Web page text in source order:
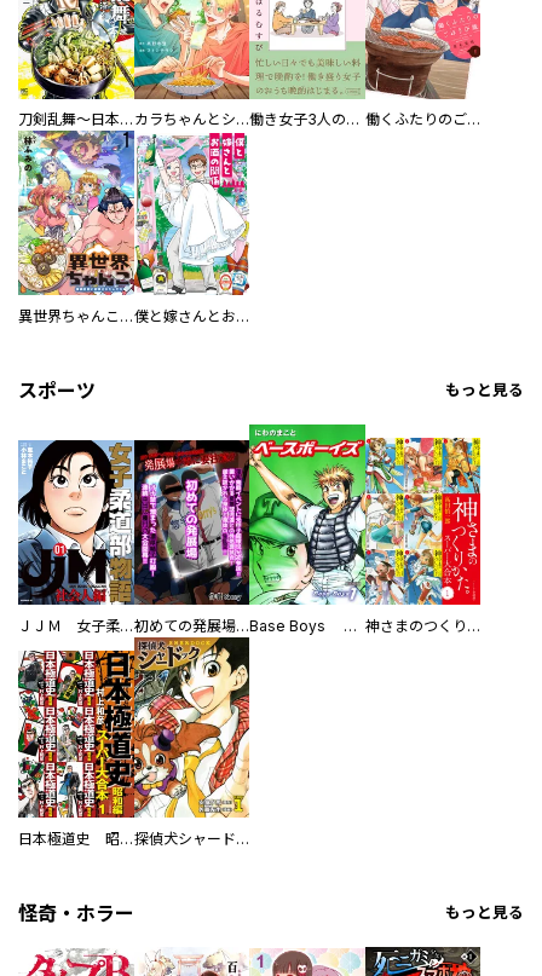
刀剣乱舞～日本号つれづれ酒～ カラちゃんとシトーさんと、 【分冊版】 働き女子3人のおうち晩酌 働くふたりのごほうび飯
異世界ちゃんこ～横綱目前に召喚されたんだが～ 【連載版】 僕と嫁さんとお酒の関係
スポーツ もっと見る
ＪＪＭ 女子柔道部物語 社会人編 初めての発展場 【白抜き修正版】 Base Boys 新装版 神さまのつくりかた。スーパー大合本
日本極道史 昭和編 スーパー大合本 探偵犬シャードック（新装版）
怪奇・ホラー もっと見る